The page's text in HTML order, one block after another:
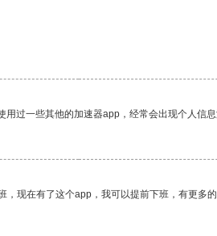
过一些其他的加速器app，经常会出现个人信息
现在有了这个app，我可以提前下班，有更多的